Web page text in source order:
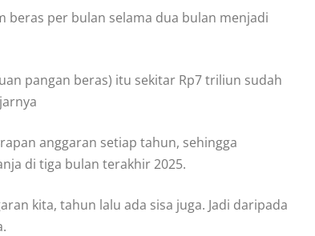
beras per bulan selama dua bulan menjadi
pangan beras) itu sekitar Rp7 triliun sudah
anggaran setiap tahun, sehingga
di tiga bulan terakhir 2025.
kita, tahun lalu ada sisa juga. Jadi daripada